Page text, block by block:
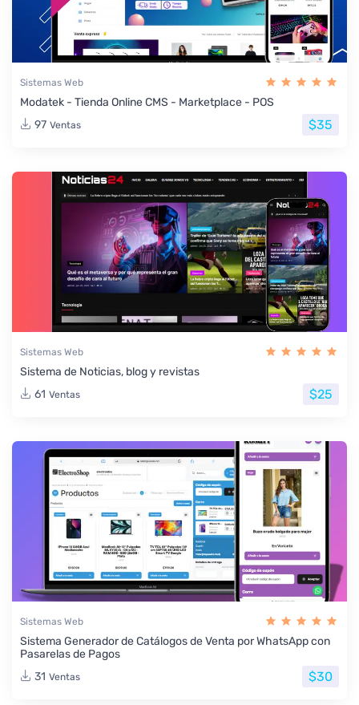
Sistemas Web
Modatek - Tienda Online CMS - Marketplace - POS
97 Ventas $35
Sistemas Web
Sistema de Noticias, blog y revistas
61 Ventas $25
Sistemas Web
Sistema Generador de Catálogos de Venta por WhatsApp con
Pasarelas de Pagos
31 Ventas $30